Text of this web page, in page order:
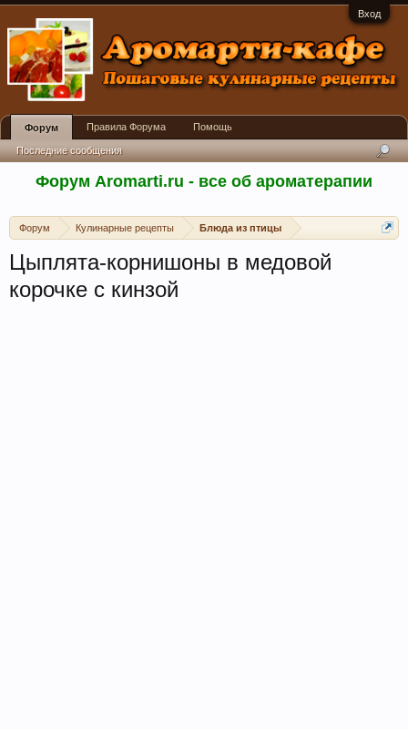
Вход
Форум Aromarti.ru - все об ароматерапии
Форум Кулинарные рецепты Блюда из птицы
Цыплята-корнишоны в медовой
корочке с кинзой
Форум
Последние сообщения
Правила Форума Помощь